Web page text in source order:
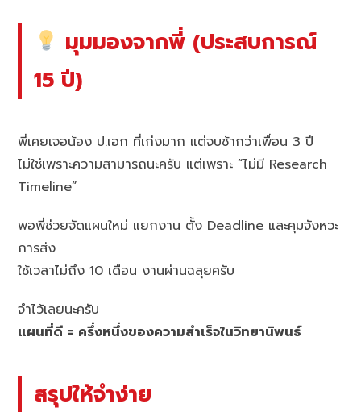
มุมมองจากพี่ (ประสบการณ์
15 ปี)
พี่เคยเจอน้อง ป.เอก ที่เก่งมาก แต่จบช้ากว่าเพื่อน 3 ปี
ไม่ใช่เพราะความสามารถนะครับ แต่เพราะ “ไม่มี Research
Timeline”
พอพี่ช่วยจัดแผนใหม่ แยกงาน ตั้ง Deadline และคุมจังหวะ
การส่ง
ใช้เวลาไม่ถึง 10 เดือน งานผ่านฉลุยครับ
จำไว้เลยนะครับ
แผนที่ดี = ครึ่งหนึ่งของความสำเร็จในวิทยานิพนธ์
สรุปให้จำง่าย